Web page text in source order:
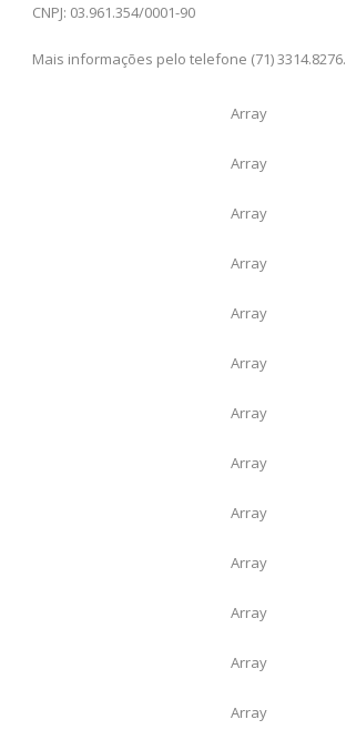
CNPJ: 03.961.354/0001-90
Mais informações pelo telefone (71) 3314.8276.
Array
Array
Array
Array
Array
Array
Array
Array
Array
Array
Array
Array
Array